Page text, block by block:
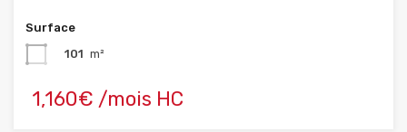
Surface
101 m²
1,160€ /mois HC